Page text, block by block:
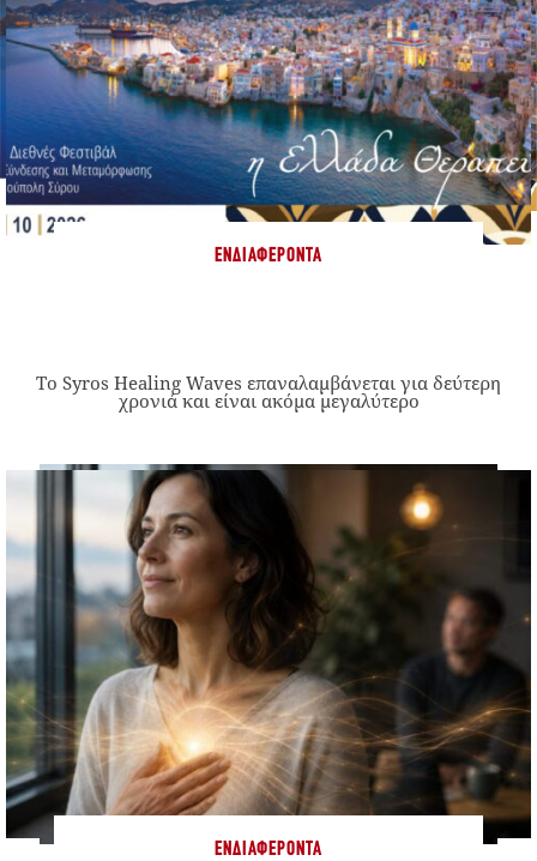
ΕΝΔΙΑΦΈΡΟΝΤΑ
Το Syros Healing Waves επαναλαμβάνεται για δεύτερη
χρονιά και είναι ακόμα μεγαλύτερο
ΕΝΔΙΑΦΈΡΟΝΤΑ